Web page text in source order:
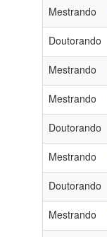
Mestrando
Doutorando
Mestrando
Mestrando
Doutorando
Mestrando
Doutorando
Mestrando